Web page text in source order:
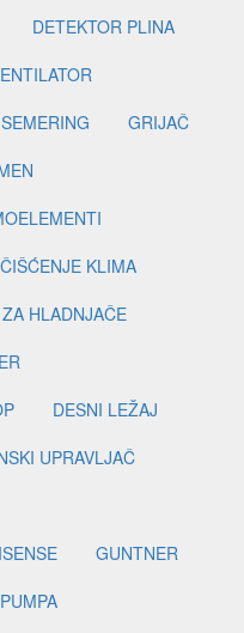
DETEKTOR PLINA
SEMERING
GRIJAČ
KLIMA
HLADNJAČE
DESNI LEŽAJ
UPRAVLJAČ
GUNTNER